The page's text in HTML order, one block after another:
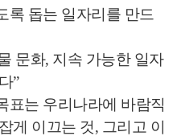
록 돕는 일자리를 만드
문화, 지속 가능한 일자
”
표는 우리나라에 바람직
게 이끄는 것, 그리고 이